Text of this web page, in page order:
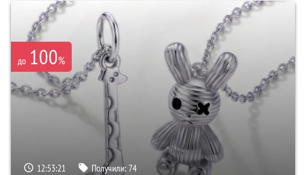
до 100%
12:53:20 Получили:74